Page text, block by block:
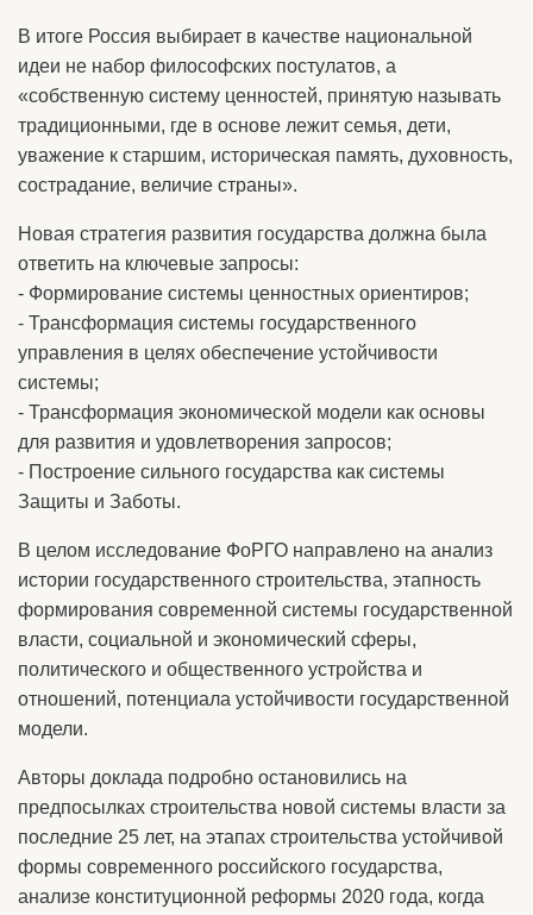
В итоге Россия выбирает в качестве национальной
идеи не набор философских постулатов, а
«собственную систему ценностей, принятую называть
традиционными, где в основе лежит семья, дети,
уважение к старшим, историческая память, духовность,
сострадание, величие страны».
Новая стратегия развития государства должна была
ответить на ключевые запросы:
- Формирование системы ценностных ориентиров;
- Трансформация системы государственного
управления в целях обеспечение устойчивости
системы;
- Трансформация экономической модели как основы
для развития и удовлетворения запросов;
- Построение сильного государства как системы
Защиты и Заботы.
В целом исследование ФоРГО направлено на анализ
истории государственного строительства, этапность
формирования современной системы государственной
власти, социальной и экономический сферы,
политического и общественного устройства и
отношений, потенциала устойчивости государственной
модели.
Авторы доклада подробно остановились на
предпосылках строительства новой системы власти за
последние 25 лет, на этапах строительства устойчивой
формы современного российского государства,
анализе конституционной реформы 2020 года, когда